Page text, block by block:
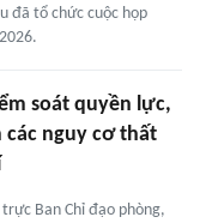
đã tổ chức cuộc họp
soát quyền lực,
nguy cơ thất
Ban Chỉ đạo phòng,